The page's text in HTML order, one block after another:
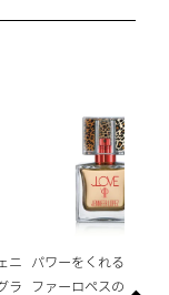
ニ
ラ
パワーをくれる、ジェ
ファーロペスのフレグ